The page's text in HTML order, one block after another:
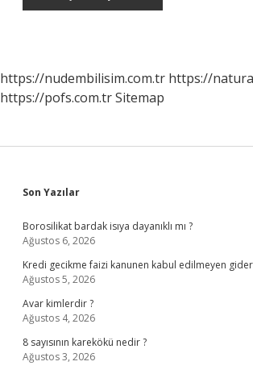
https://nudembilisim.com.tr https://
https://pofs.com.trSitemap
Sidebar
Son Yazılar
Borosilikat bardak isıya dayanıklı mı ?
Ağustos 6, 2026
Kredi gecikme faizi kanunen kabul edilmeyen
Ağustos 5, 2026
Avar kimlerdir ?
Ağustos 4, 2026
8 sayısının karekökü nedir ?
Ağustos 3, 2026